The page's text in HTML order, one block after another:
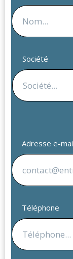
Société
Adresse e-
Téléphone